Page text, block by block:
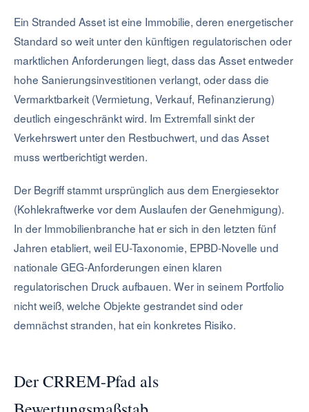
Ein Stranded Asset ist eine Immobilie, deren energetischer
Standard so weit unter den künftigen regulatorischen oder
marktlichen Anforderungen liegt, dass das Asset entweder
hohe Sanierungsinvestitionen verlangt, oder dass die
Vermarktbarkeit (Vermietung, Verkauf, Refinanzierung)
deutlich eingeschränkt wird. Im Extremfall sinkt der
Verkehrswert unter den Restbuchwert, und das Asset
muss wertberichtigt werden.
Der Begriff stammt ursprünglich aus dem Energiesektor
(Kohlekraftwerke vor dem Auslaufen der Genehmigung).
In der Immobilienbranche hat er sich in den letzten fünf
Jahren etabliert, weil EU-Taxonomie, EPBD-Novelle und
nationale GEG-Anforderungen einen klaren
regulatorischen Druck aufbauen. Wer in seinem Portfolio
nicht weiß, welche Objekte gestrandet sind oder
demnächst stranden, hat ein konkretes Risiko.
Der CRREM-Pfad als